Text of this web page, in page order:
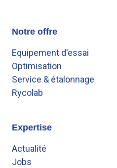
Notre offre
Equipement d'essai
Optimisation
Service & étalonnage
Rycolab
Expertise
Actualité
Jobs